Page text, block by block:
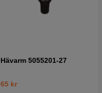
Hävarm 5055201-27
65 kr